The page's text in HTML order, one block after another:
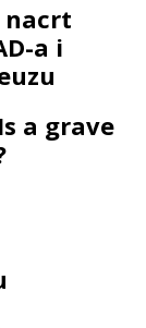
nacrt
a i
a grave